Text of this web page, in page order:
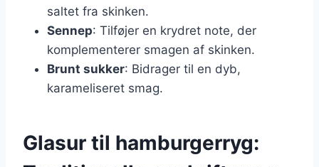
saltet fra skinken.
Sennep: Tilføjer en krydret note, der
komplementerer smagen af skinken.
Brunt sukker: Bidrager til en dyb,
karameliseret smag.
Glasur til hamburgerryg: